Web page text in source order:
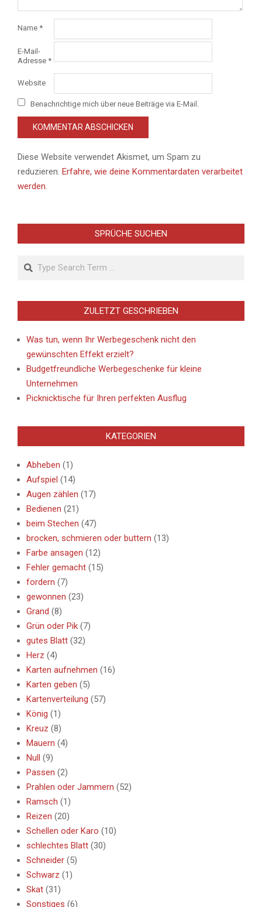
Name *
E-Mail-
Adresse *
Website
Benachrichtige mich über neue Beiträge via E-Mail.
Diese Website verwendet Akismet, um Spam zu
reduzieren. Erfahre, wie deine Kommentardaten verarbeitet
werden.
SPRÜCHE SUCHEN
Search
ZULETZT GESCHRIEBEN
Was tun, wenn Ihr Werbegeschenk nicht den
gewünschten Effekt erzielt?
Budgetfreundliche Werbegeschenke für kleine
Unternehmen
Picknicktische für Ihren perfekten Ausflug
KATEGORIEN
Abheben (1)
Aufspiel (14)
Augen zählen (17)
Bedienen (21)
beim Stechen (47)
brocken, schmieren oder buttern (13)
Farbe ansagen (12)
Fehler gemacht (15)
fordern (7)
gewonnen (23)
Grand (8)
Grün oder Pik (7)
gutes Blatt (32)
Herz (4)
Karten aufnehmen (16)
Karten geben (5)
Kartenverteilung (57)
König (1)
Kreuz (8)
Mauern (4)
Null (9)
Passen (2)
Prahlen oder Jammern (52)
Ramsch (1)
Reizen (20)
Schellen oder Karo (10)
schlechtes Blatt (30)
Schneider (5)
Schwarz (1)
Skat (31)
Sonstiges (6)